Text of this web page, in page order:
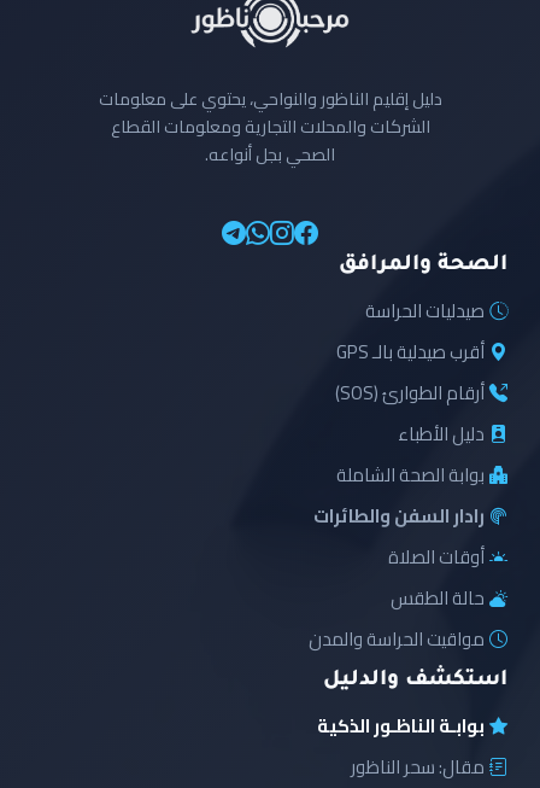
دليل إقليم الناظور والنواحي، يحتوي على معلومات
الشركات والمحلات التجارية ومعلومات القطاع
الصحي بجل أنواعه.
الصحة والمرافق
صيدليات الحراسة
أقرب صيدلية بالـ GPS
أرقام الطوارئ (SOS)
دليل الأطباء
بوابة الصحة الشاملة
رادار السفن والطائرات
أوقات الصلاة
حالة الطقس
مواقيت الحراسة والمدن
استكشف والدليل
بوابـة الناظـور الذكية
مقال: سحر الناظور